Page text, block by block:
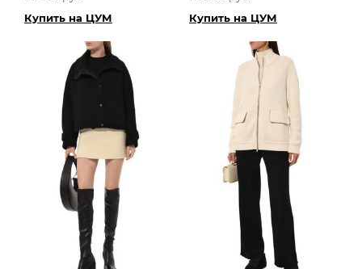
Купить на ЦУМ Купить на ЦУМ